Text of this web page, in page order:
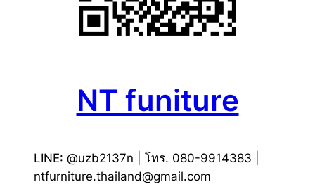
NT funiture
LINE: @uzb2137n | โทร. 080-9914383 |
ntfurniture.thailand@gmail.com